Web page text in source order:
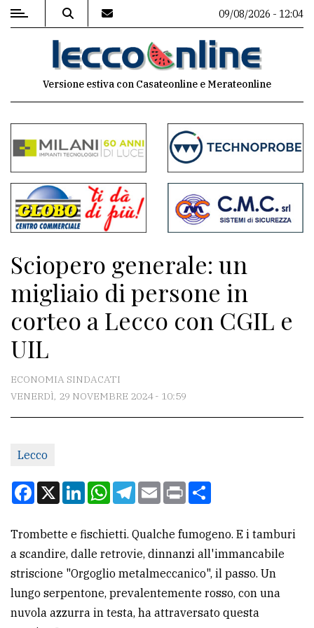
MENU
commenti
Contenuti
del
sito
Meteo
CONTATTI
Scrivici
tua
pubblicità
CERCA
Cerca
per
comune
09/08/2026 - 12:04
Versione estiva con Casateonline e Merateonline
Sciopero generale: un
migliaio di persone in
corteo a Lecco con CGIL e
UIL
ECONOMIA SINDACATI
VENERDÌ, 29 NOVEMBRE 2024 - 10:59
Lecco
Facebook
X LinkedInWhatsApp
Telegram
EmailPrint
Trombette e fischietti. Qualche fumogeno. E i tamburi
a scandire, dalle retrovie, dinnanzi all'immancabile
striscione "Orgoglio metalmeccanico", il passo. Un
lungo serpentone, prevalentemente rosso, con una
nuvola azzurra in testa, ha attraversato questa